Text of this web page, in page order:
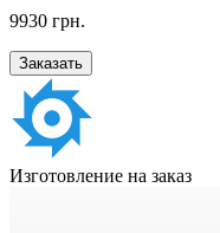
9930 грн.
Заказать
Изготовление на заказ